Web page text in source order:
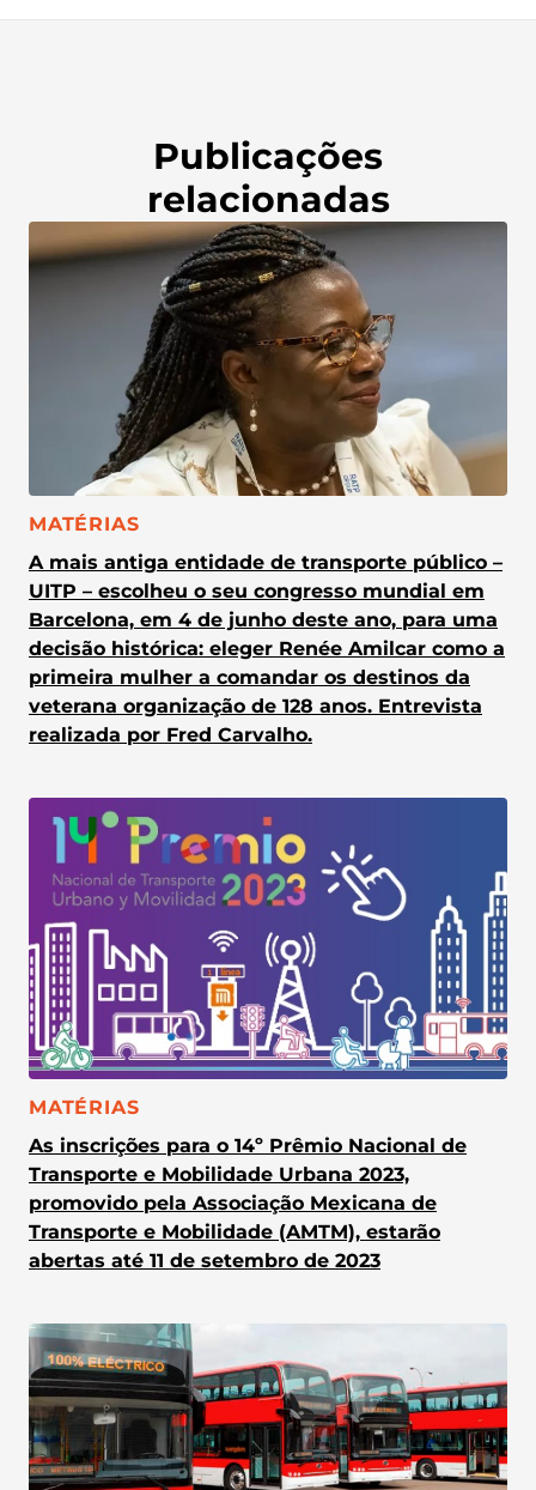
Publicações
relacionadas
CATEGORIA:
MATÉRIAS
A mais antiga entidade de transporte público –
UITP – escolheu o seu congresso mundial em
Barcelona, em 4 de junho deste ano, para uma
decisão histórica: eleger Renée Amilcar como a
primeira mulher a comandar os destinos da
veterana organização de 128 anos. Entrevista
realizada por Fred Carvalho.
CATEGORIA:
MATÉRIAS
As inscrições para o 14º Prêmio Nacional de
Transporte e Mobilidade Urbana 2023,
promovido pela Associação Mexicana de
Transporte e Mobilidade (AMTM), estarão
abertas até 11 de setembro de 2023